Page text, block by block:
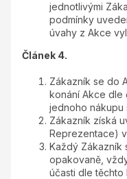
jednotlivými
podmínky
úvahy z Akce
Článek 4.
Zákazník se do
konání Akce dle
jednoho nákupu
Zákazník získá
Reprezentace)
Každý Zákazník
opakovaně,
účasti dle těchto